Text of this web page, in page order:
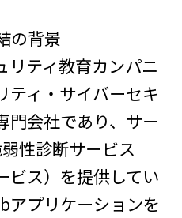
の背景
リティ教育カンパニ
ティ・サイバーセキ
門会社であり、サー
性診断サービス
ビス）を提供してい
アプリケーションを